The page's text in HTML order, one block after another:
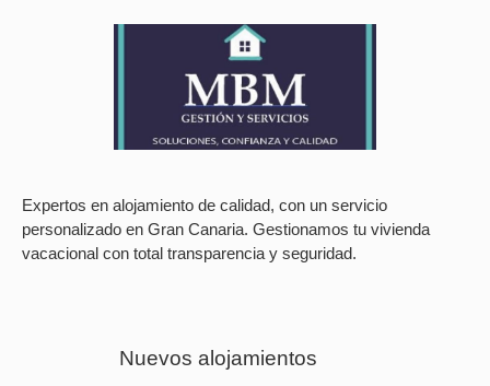
Expertos en alojamiento de calidad, con un servicio
personalizado en Gran Canaria. Gestionamos tu vivienda
vacacional con total transparencia y seguridad.
Nuevos alojamientos